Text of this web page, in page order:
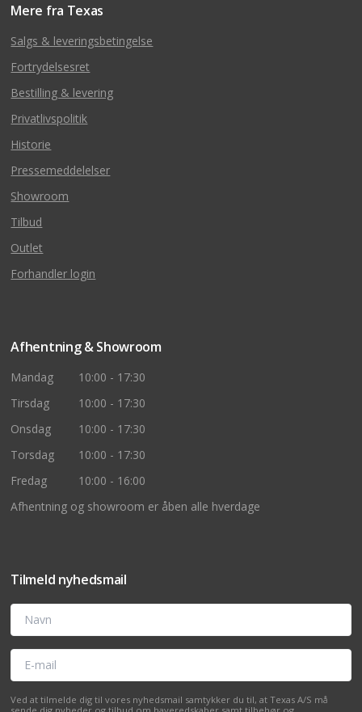
Mere fra Texas
Salgs & leveringsbetingelse
Fortrydelsesret
Bestilling & levering
Privatlivspolitik
Historie
Pressemeddelelser
Showroom
Tilbud
Outlet
Forhandler login
Afhentning & Showroom
Mandag
10:00 - 17:30
Tirsdag
10:00 - 17:30
Onsdag
10:00 - 17:30
Torsdag
10:00 - 17:30
Fredag
10:00 - 16:00
Afhentning og showroom er åben alle hverdage
Tilmeld nyhedsmail
Navn
E-mail
Ved at tilmelde dig til vores nyhedsmail samtykker du til, at Texas A/S må